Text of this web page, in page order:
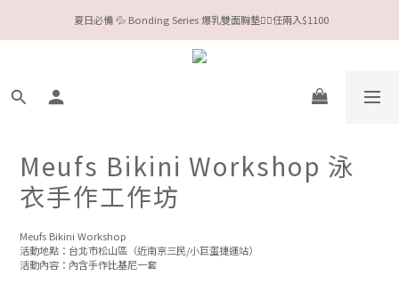
今夏限定Meufs泳衣工作坊 🥳 手做妳獨一無二的Bikini👙
夏日必備 💦 Bonding Series 爆乳雙面胸墊❤️‍🔥任兩入$1100
Valentine❤️‍🔥全款情趣系列任選兩件88折！
今夏限定Meufs泳衣工作坊 🥳 手做妳獨一無二的Bikini👙
Meufs Bikini Workshop 泳
衣手作工作坊
Meufs Bikini Workshop
活動地點：台北市松山區（近南京三民/小巨蛋捷運站）
活動內容：內含手作比基尼一套